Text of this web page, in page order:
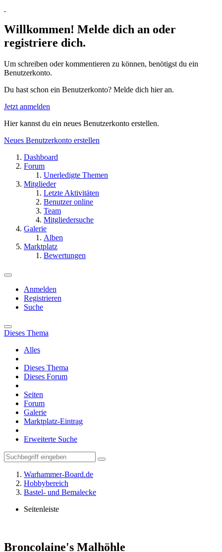
Willkommen! Melde dich an oder
registriere dich.
Um schreiben oder kommentieren zu können, benötigst du ein
Benutzerkonto.
Du hast schon ein Benutzerkonto? Melde dich hier an.
Jetzt anmelden
Hier kannst du ein neues Benutzerkonto erstellen.
Neues Benutzerkonto erstellen
Dashboard
Forum
Unerledigte Themen
Mitglieder
Letzte Aktivitäten
Benutzer online
Team
Mitgliedersuche
Galerie
Alben
Marktplatz
Bewertungen
Anmelden
Registrieren
Suche
Dieses Thema
Alles
Dieses Thema
Dieses Forum
Seiten
Forum
Galerie
Marktplatz-Eintrag
Erweiterte Suche
Warhammer-Board.de
Hobbybereich
Bastel- und Bemalecke
Seitenleiste
Broncolaine's Malhöhle